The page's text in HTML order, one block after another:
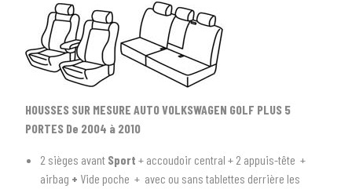
SÉLECTIONNEZ LE TYPE DE VOTRE VÉHICULE
HOUSSES SUR MESURE AUTO VOLKSWAGEN GOLF PLUS 5
PORTES De 2004 à 2010
2 sièges avant Sport+ accoudoir central + 2 appuis-tête +
airbag + Vide poche + avec ou sans tablettes derrière les